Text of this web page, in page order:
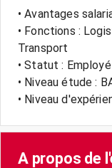
• Avantages
• Fonctions :
Transport
• Statut : Employé
• Niveau étude :
• Niveau
A propos de